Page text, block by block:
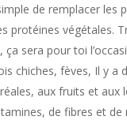
de remplacer les
protéines végétales.
ça sera pour toi
chiches, fèves, Il y a
aux fruits et aux
de fibres et de